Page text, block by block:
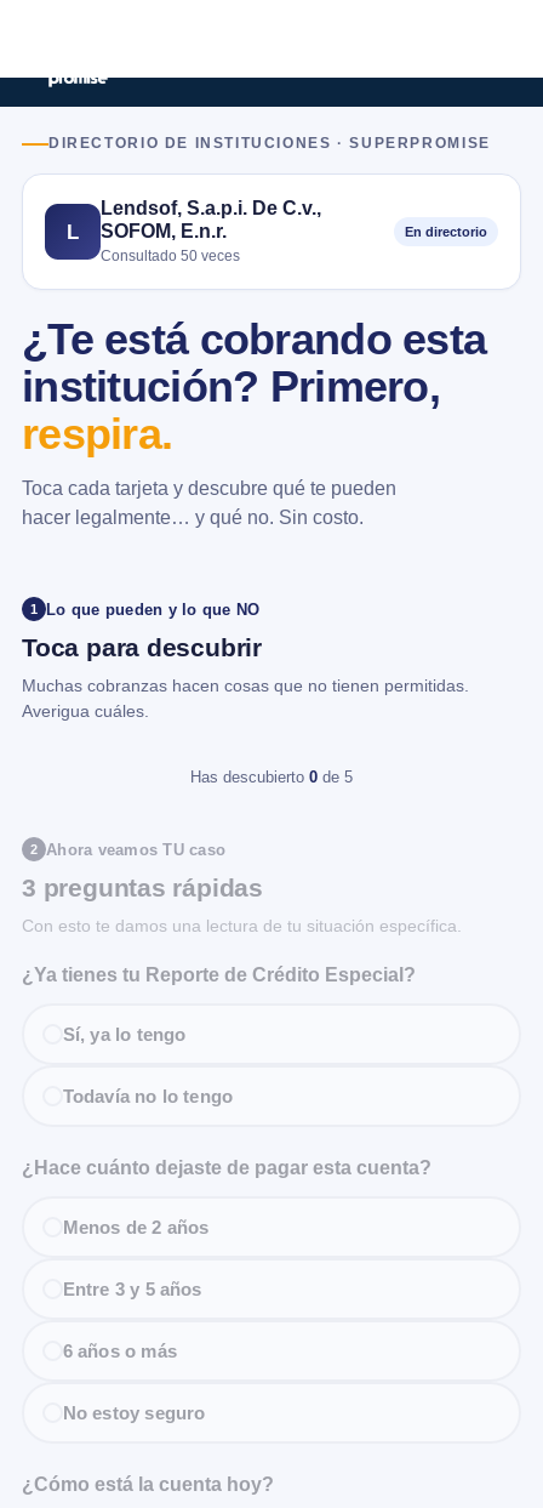
DIRECTORIO DE INSTITUCIONES · SUPERPROMISE
L
Lendsof, S.a.p.i. De C.v.,
SOFOM, E.n.r.
Consultado 50 veces
En directorio
¿Te está cobrando esta
institución? Primero,
respira.
Toca cada tarjeta y descubre qué te pueden
hacer legalmente… y qué no. Sin costo.
1 Lo que pueden y lo que NO
Toca para descubrir
Muchas cobranzas hacen cosas que no tienen permitidas.
Averigua cuáles.
Has descubierto 0 de 5
2 Ahora veamos TU caso
3 preguntas rápidas
Con esto te damos una lectura de tu situación específica.
¿Ya tienes tu Reporte de Crédito Especial?
Sí, ya lo tengo
Todavía no lo tengo
¿Hace cuánto dejaste de pagar esta cuenta?
Menos de 2 años
Entre 3 y 5 años
6 años o más
No estoy seguro
¿Cómo está la cuenta hoy?